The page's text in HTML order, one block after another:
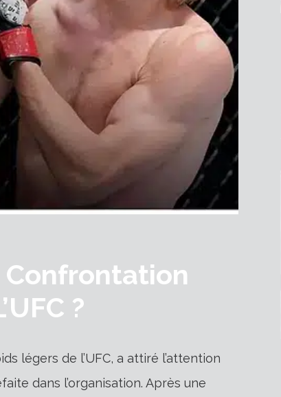
Confrontation
?
légers de l’UFC, a attiré l’attention
dans l’organisation. Après une